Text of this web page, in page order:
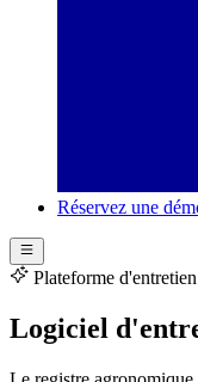
Réservez une
Plateforme
Logiciel